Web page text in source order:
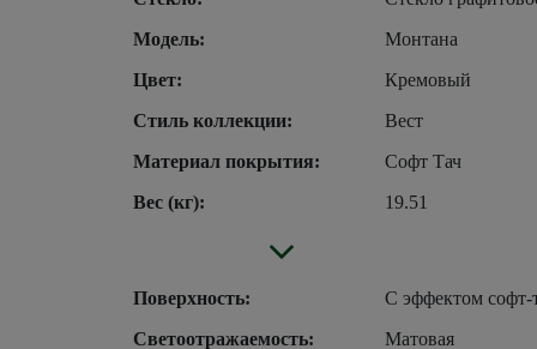
Модель:
Монтана
Цвет:
Кремовый
Стиль коллекции:
Вест
Материал покрытия:
Софт Тач
Вес (кг):
19.51
Поверхность:
С эффектом софт-
Светоотражаемость:
Матовая